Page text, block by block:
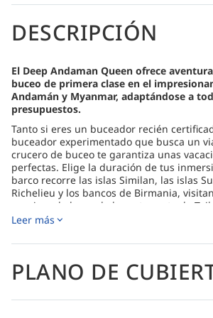
DESCRIPCIÓN
El Deep Andaman Queen ofrece
buceo de primera clase en el
Andamán y Myanmar, adaptándose a
presupuestos.
Tanto si eres un buceador recién
buceador experimentado que busca un
crucero de buceo te garantiza unas
perfectas. Elige la duración de tus
barco recorre las islas Similan, las islas
Richelieu y los bancos de Birmania,
parajes a lo largo de la costa oeste de
El Andaman Queen, con capacidad para
excepcional. Dispone de 11 camarotes
acondicionado, con capacidad para hasta
panorámicas, y opciones de camarotes
Leer más
PLANO DE